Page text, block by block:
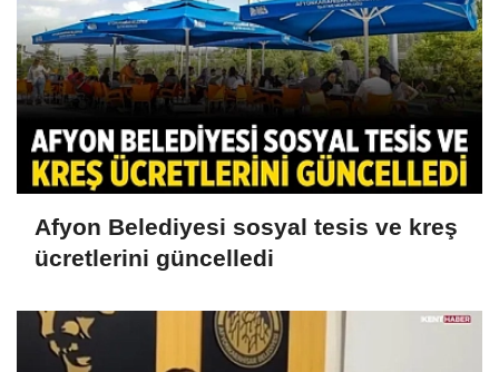
Afyon Belediyesi sosyal tesis ve kreş
ücretlerini güncelledi